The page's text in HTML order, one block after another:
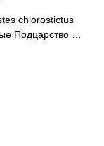
chlorostictus
Подцарство …